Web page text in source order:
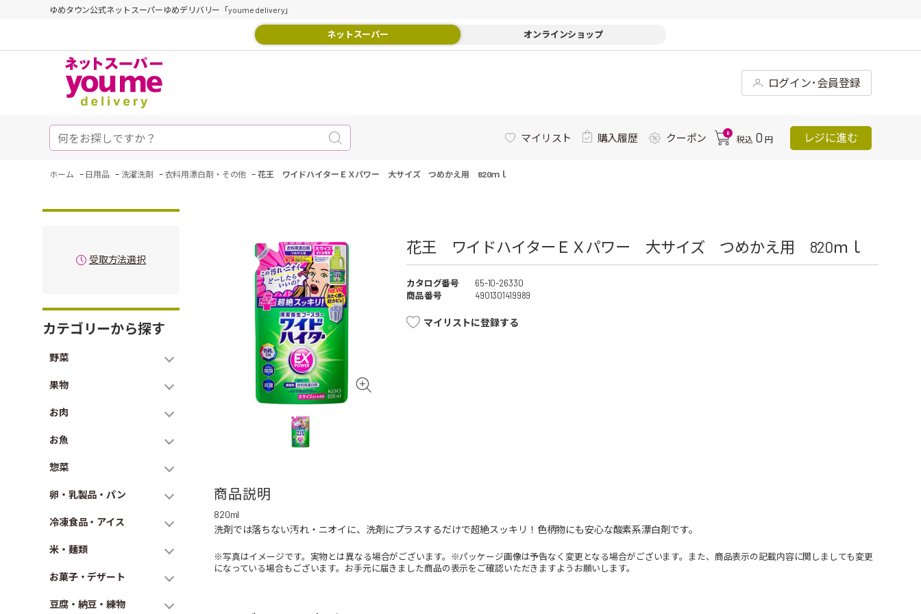
ゆめタウン公式ネットスーパーゆめデリバリー「youme delivery」
ネットスーパー オンラインショップ
ログイン･会員登録
マイリスト 購入履歴 クーポン 0
税込 0 円 レジに進む
ホーム - 日用品 - 洗濯洗剤 - 衣料用漂白剤・その他 - 花王 ワイドハイターＥＸパワー 大サイズ つめかえ用 820ｍｌ
受取方法選択
カテゴリーから探す
野菜
果物
お肉
お魚
惣菜
卵・乳製品・パン
冷凍食品・アイス
米・麺類
お菓子・デザート
豆腐・納豆・練物
花王 ワイドハイターＥＸパワー 大サイズ つめかえ用 820ｍｌ
カタログ番号
65-10-26330
商品番号
4901301419989
マイリストに登録する
商品説明
820ml
洗剤では落ちない汚れ・ニオイに、洗剤にプラスするだけで超絶スッキリ！色柄物にも安心な酸素系漂白剤です。
※写真はイメージです。実物とは異なる場合がございます。※パッケージ画像は予告なく変更となる場合がございます。また、商品表示の記載内容に関しましても変更
になっている場合もございます。お手元に届きました商品の表示をご確認いただきますようお願いします。